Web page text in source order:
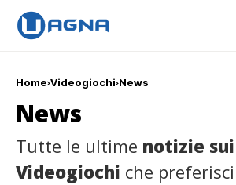
Home Videogiochi News
News
Tutte le ultime notizie sui
Videogiochi che